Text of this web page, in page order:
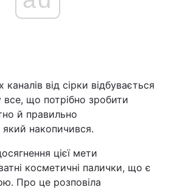
від сірки відбувається
що потрібно зробити
й правильно
накопичився.
цієї мети
косметичні палички, що є
Про це розповіла